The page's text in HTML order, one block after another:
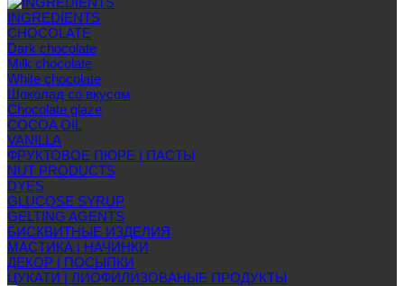
INGREDIENTS
CHOCOLATE
Dark chocolate
Milk chocolate
White chocolate
Шоколад со вкусом
Chocolate glaze
COCOA OIL
VANILLA
ФРУКТОВОЕ ПЮРЕ | ПАСТЫ
NUT PRODUCTS
DYES
GLUCOSE SYRUP
GELTING AGENTS
БИСКВИТНЫЕ ИЗДЕЛИЯ
МАСТИКА | НАЧИНКИ
ДЕКОР | ПОСЫПКИ
ЦУКАТИ | ЛИОФИЛИЗОВАНЫЕ ПРОДУКТЫ